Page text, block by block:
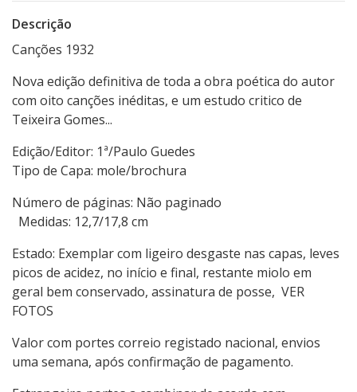
Descrição
Canções 1932
Nova edição definitiva de toda a obra poética do autor
com oito canções inéditas, e um estudo critico de
Teixeira Gomes...
Edição/Editor: 1ª/Paulo Guedes
Tipo de Capa: mole/brochura
Número de páginas: Não paginado
Medidas: 12,7/17,8 cm
Estado: Exemplar com ligeiro desgaste nas capas, leves
picos de acidez, no início e final, restante miolo em
geral bem conservado, assinatura de posse, VER
FOTOS
Valor com portes correio registado nacional, envios
uma semana, após confirmação de pagamento.